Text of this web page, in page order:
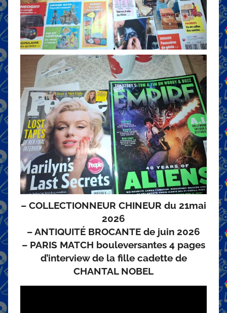
– COLLECTIONNEUR CHINEUR du 21mai
2026
– ANTIQUITÉ BROCANTE de juin 2026
– PARIS MATCH bouleversantes 4 pages
d’interview de la fille cadette de
CHANTAL NOBEL